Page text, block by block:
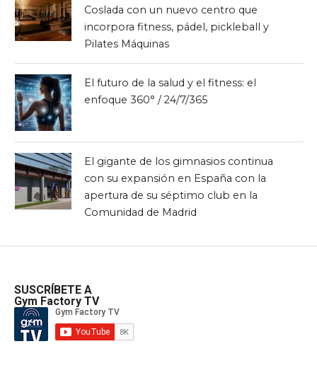
Coslada con un nuevo centro que
incorpora fitness, pádel, pickleball y
Pilates Máquinas
El futuro de la salud y el fitness: el
enfoque 360° / 24/7/365
El gigante de los gimnasios continua
con su expansión en España con la
apertura de su séptimo club en la
Comunidad de Madrid
SUSCRÍBETE A
Gym Factory TV